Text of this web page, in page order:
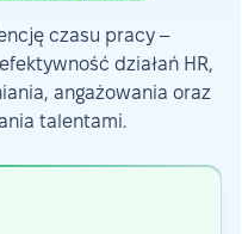
czasu pracy –
działań HR,
angażowania oraz
talentami.